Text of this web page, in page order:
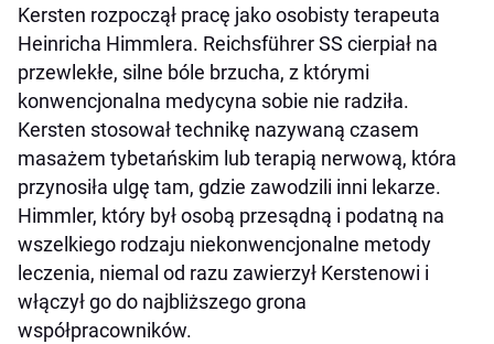
Kersten rozpoczął pracę jako osobisty terapeuta
Heinricha Himmlera. Reichsführer SS cierpiał na
przewlekłe, silne bóle brzucha, z którymi
konwencjonalna medycyna sobie nie radziła.
Kersten stosował technikę nazywaną czasem
masażem tybetańskim lub terapią nerwową, która
przynosiła ulgę tam, gdzie zawodzili inni lekarze.
Himmler, który był osobą przesądną i podatną na
wszelkiego rodzaju niekonwencjonalne metody
leczenia, niemal od razu zawierzył Kerstenowi i
włączył go do najbliższego grona
współpracowników.